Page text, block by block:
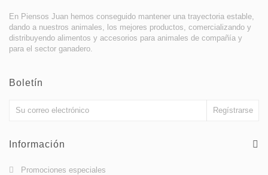
En Piensos Juan hemos conseguido mantener una trayectoria estable,
dando a nuestros animales, los mejores productos, comercializando y
distribuyendo alimentos y accesorios para animales de compañía y
para el sector ganadero.
Boletín
Información
Promociones especiales